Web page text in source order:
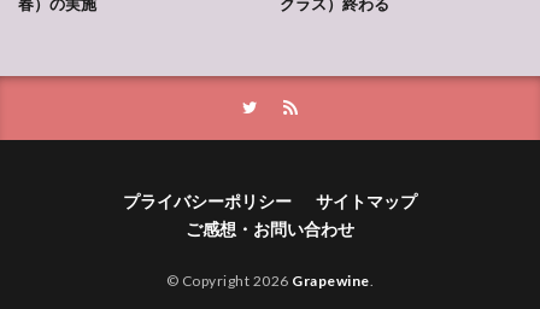
プライバシーポリシー
サイトマップ
ご感想・お問い合わせ
© Copyright 2026 Grapewine